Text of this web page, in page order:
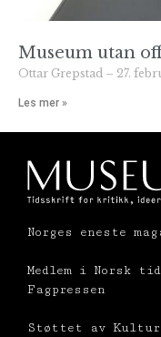
Museum utan
Ottar Grepstad 27.
Les mer »
Norges eneste
Medlem i Norsk
Fagpressen
Støttet av